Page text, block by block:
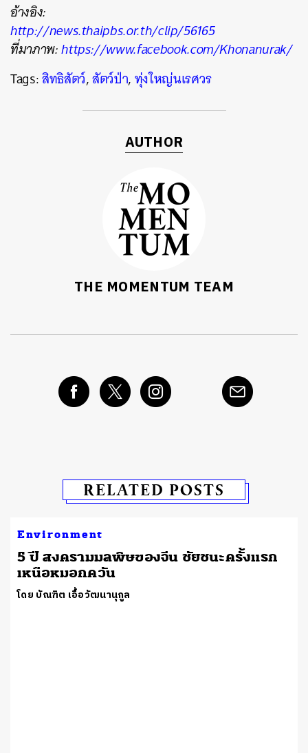
อ้างอิง:
http://news.thaipbs.or.th/clip/56165
ที่มาภาพ:https://www.facebook.com/Khonanurak/
Tags:สิทธิสัตว์,สัตว์ป่า,ทุ่งใหญ่นเรศวร
AUTHOR
THE MOMENTUM TEAM
RELATED POSTS
Environment
5 ปี สงครามมลพิษของจีน ชัยชนะครั้งแรก
เหนือหมอกควัน
โดย บัณฑิต เอื้อวัฒนานุกูล